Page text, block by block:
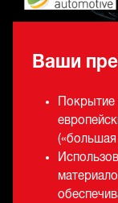
Ваши
Покрытие